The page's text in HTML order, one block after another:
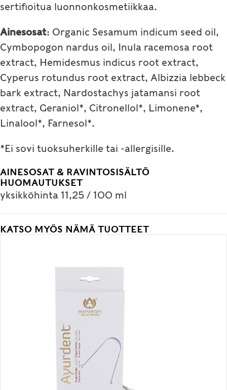
sertifioitua luonnonkosmetiikkaa.
Ainesosat: Organic Sesamum indicum seed oil,
Cymbopogon nardus oil, Inula racemosa root
extract, Hemidesmus indicus root extract,
Cyperus rotundus root extract, Albizzia lebbeck
bark extract, Nardostachys jatamansi root
extract, Geraniol*, Citronellol*, Limonene*,
Linalool*, Farnesol*.
*Ei sovi tuoksuherkille tai -allergisille.
AINESOSAT & RAVINTOSISÄLTÖ
HUOMAUTUKSET
yksikköhinta 11,25 / 100 ml
KATSO MYÖS NÄMÄ TUOTTEET